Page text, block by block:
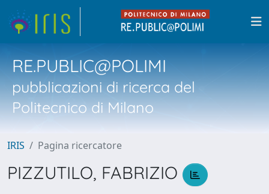
RE.PUBLIC@POLIMI
pubblicazioni di ricerca del
Politecnico di Milano
IRIS Pagina ricercatore
PIZZUTILO, FABRIZIO